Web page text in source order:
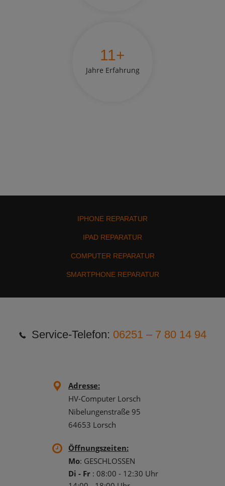
11+
Jahre Erfahrung
IPHONE REPARATUR
IPAD REPARATUR
COMPUTER REPARATUR
SMARTPHONE REPARATUR
Service-Telefon: 06251 – 7 80 14 94
Adresse:
HV-Computer Lorsch
Nibelungenstraße 95
64653 Lorsch
Öffnungszeiten:
Mo: GESCHLOSSEN
Di - Fr : 08:00 - 12:30 Uhr